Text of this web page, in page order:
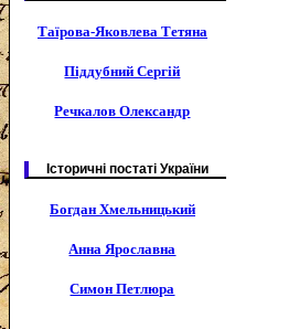
Таїрова-Яковлева Тетяна
Піддубний Сергій
Речкалов Олександр
Історичні постаті України
Богдан Хмельницький
Анна Ярославна
Симон Петлюра